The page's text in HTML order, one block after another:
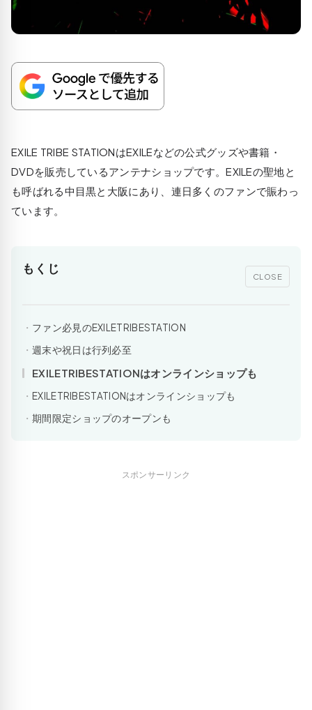
EXILE TRIBE STATIONはEXILEなどの公式グッズや書籍・
DVDを販売しているアンテナショップです。EXILEの聖地と
も呼ばれる中目黒と大阪にあり、連日多くのファンで賑わっ
ています。
もくじ
CLOSE
ファン必見のEXILETRIBESTATION
週末や祝日は行列必至
EXILETRIBESTATIONはオンラインショップも
EXILETRIBESTATIONはオンラインショップも
期間限定ショップのオープンも
スポンサーリンク